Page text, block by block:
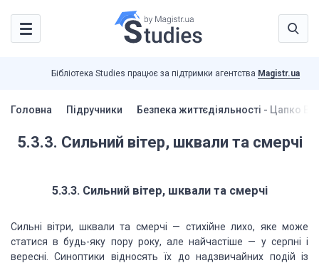
Бібліотека Studies працює за підтримки агентства Magistr.ua
Головна Підручники Безпека життєдіяльності - Цапко
5.3.3. Сильний вітер, шквали та смерчі
5.3.3. Сильний вітер, шквали та смерчі
Сильні вітри, шквали та смерчі — стихійне лихо, яке може
статися в будь-яку пору року, але найчастіше — у серпні і
вересні. Синоптики відносять їх до надзвичайних подій із